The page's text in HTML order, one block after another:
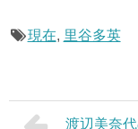
現在, 里谷多英
渡辺美奈